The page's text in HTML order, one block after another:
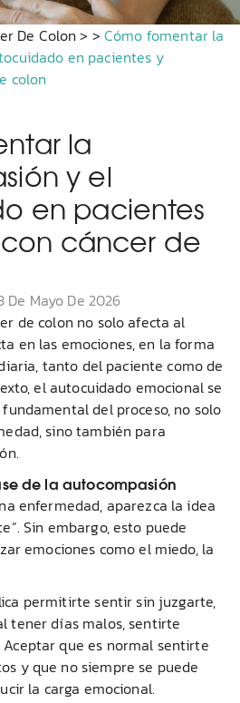
De Colon > >Cómo fomentar la
en pacientes y
colon
la
y el
en pacientes
cáncer de
De Mayo De 2026
de colon no solo afecta al
en las emociones, en la forma
tanto del paciente como de
el autocuidado emocional se
del proceso, no solo
sino también para
de la autocompasión
enfermedad, aparezca la idea
Sin embargo, esto puede
emociones como el miedo, la
permitirte sentir sin juzgarte,
tener días malos, sentirte
que es normal sentirte
y que no siempre se puede
la carga emocional.